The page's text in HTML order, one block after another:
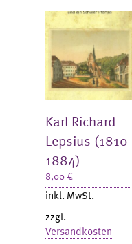
Karl Richard
Lepsius (1810-
1884)
8,00€
inkl. MwSt.
zzgl.
Versandkosten